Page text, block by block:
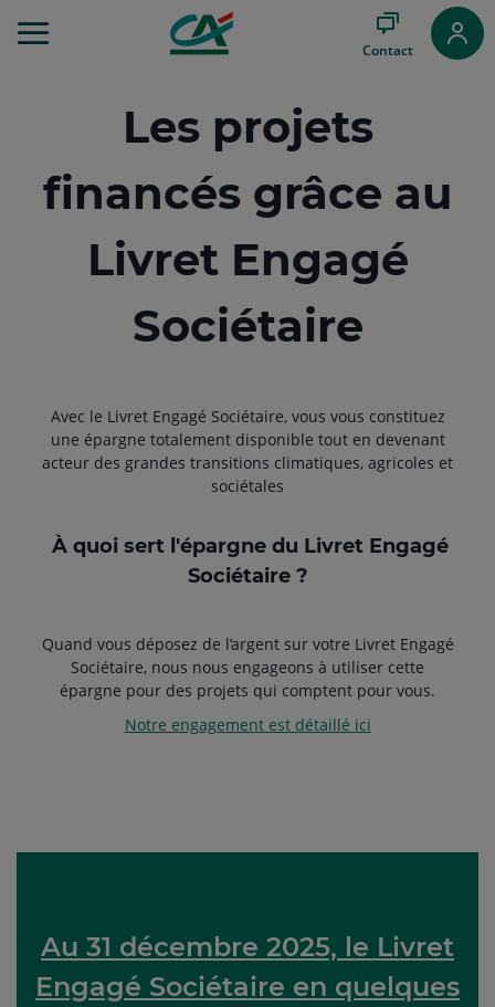
au
Pied
de
Contact
Les projets
financés grâce au
Livret Engagé
Sociétaire
Avec le Livret Engagé Sociétaire, vous vous constituez
une épargne totalement disponible tout en devenant
acteur des grandes transitions climatiques, agricoles et
sociétales
À quoi sert l'épargne du Livret Engagé
Sociétaire ?
Quand vous déposez de l’argent sur votre Livret Engagé
Sociétaire, nous nous engageons à utiliser cette
épargne pour des projets qui comptent pour vous.
Notre engagement est détaillé ici
Au 31 décembre 2025, le Livret
Engagé Sociétaire en quelques